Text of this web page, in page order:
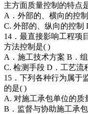
主方面质量控制的特点
A．外部的、横向的控
C. 外部的、纵向的控制
14．最直接影响工程项
方法控制是( )
A．施工技术方案 B．
C. 检测手段 D．工艺流
15．下列各种行为属于
的是( )
A. 对施工承包单位的质
B．监督与协助施工承